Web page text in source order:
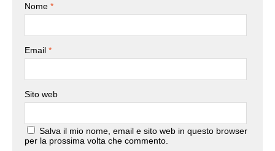
Nome *
Email *
Sito web
Salva il mio nome, email e sito web in questo browser
per la prossima volta che commento.